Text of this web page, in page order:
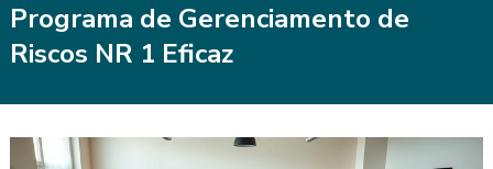
Programa de Gerenciamento de
Riscos NR 1 Eficaz